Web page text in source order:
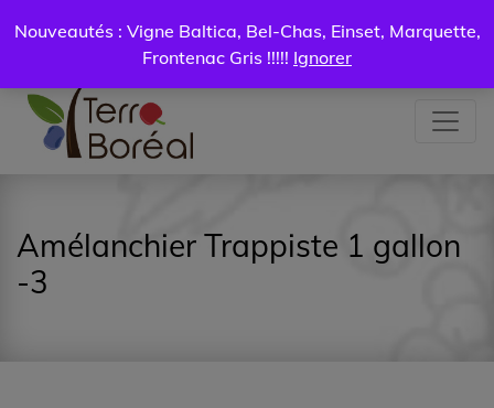
Certificat
Mon
compte
Livraison
0.00
Amélanchier Trappiste 1 gallon
-3
Nouveautés : Vigne Baltica, Bel-Chas, Einset, Marquette,
Frontenac Gris !!!!! Ignorer